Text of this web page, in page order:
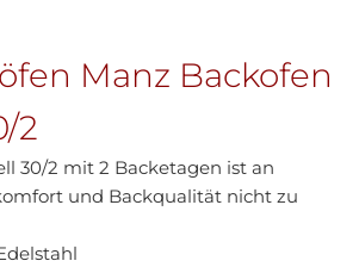
Manz Backofen
2
30/2 mit 2 Backetagen ist an
und Backqualität nicht zu